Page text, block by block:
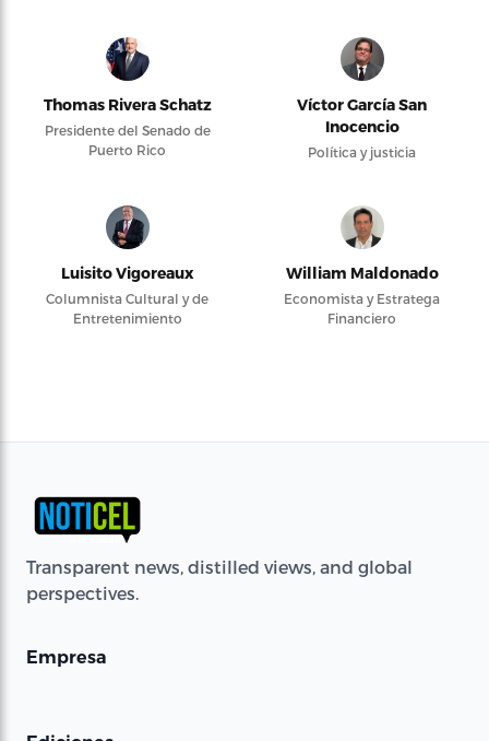
Thomas Rivera Schatz
Presidente del Senado de
Puerto Rico
Víctor García San
Inocencio
Política y justicia
Luisito Vigoreaux
Columnista Cultural y de
Entretenimiento
William Maldonado
Economista y Estratega
Financiero
Transparent news, distilled views, and global
perspectives.
Empresa